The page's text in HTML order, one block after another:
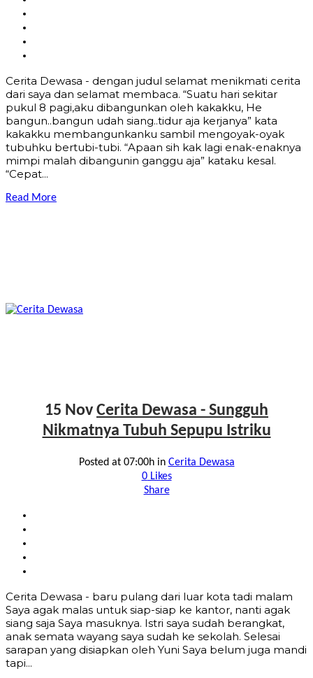
Cerita Dewasa - dengan judul selamat menikmati cerita
dari saya dan selamat membaca. “Suatu hari sekitar
pukul 8 pagi,aku dibangunkan oleh kakakku, He
bangun..bangun udah siang..tidur aja kerjanya” kata
kakakku membangunkanku sambil mengoyak-oyak
tubuhku bertubi-tubi. “Apaan sih kak lagi enak-enaknya
mimpi malah dibangunin ganggu aja” kataku kesal.
“Cepat...
Read More
15 Nov Cerita Dewasa - Sungguh
Nikmatnya Tubuh Sepupu Istriku
Posted at 07:00hin Cerita Dewasa
0Likes
Share
Cerita Dewasa - baru pulang dari luar kota tadi malam
Saya agak malas untuk siap-siap ke kantor, nanti agak
siang saja Saya masuknya. Istri saya sudah berangkat,
anak semata wayang saya sudah ke sekolah. Selesai
sarapan yang disiapkan oleh Yuni Saya belum juga mandi
tapi...